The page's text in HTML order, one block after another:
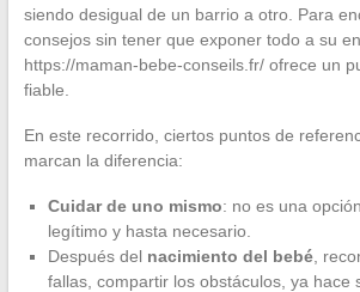
siendo desigual de un barrio a otro. Para
consejos sin tener que exponer todo a su
https://maman-bebe-conseils.fr/ ofrece un
fiable.
En este recorrido, ciertos puntos de
marcan la diferencia:
Cuidar de uno mismo: no es una
legítimo y hasta necesario.
Después del nacimiento del bebé,
fallas, compartir los obstáculos, ya hace